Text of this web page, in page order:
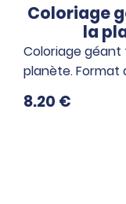
Coloriage
la
Coloriage géant
planète. Format
8.20 €